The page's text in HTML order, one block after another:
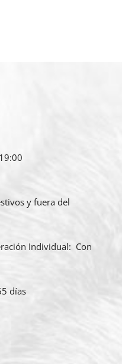
y fuera del
Individual: Con
días